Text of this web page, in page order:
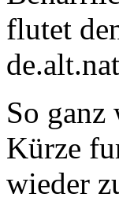
flutet
So
Kürze
wieder